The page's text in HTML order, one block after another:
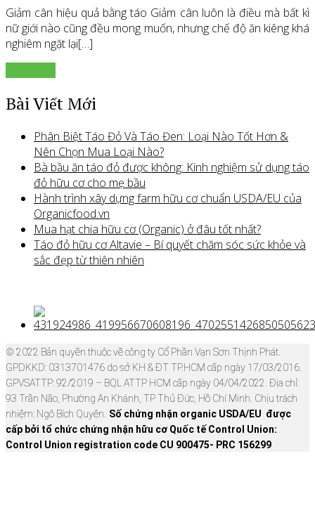
Giảm cân hiệu quả bằng táo Giảm cân luôn là điều mà bất kì
nữ giới nào cũng đều mong muốn, nhưng chế độ ăn kiêng khá
nghiêm ngặt lại[…]
Bài Viết Mới
Phân Biệt Táo Đỏ Và Táo Đen: Loại Nào Tốt Hơn &
Nên Chọn Mua Loại Nào?
Bà bầu ăn táo đỏ được không: Kinh nghiệm sử dụng táo
đỏ hữu cơ cho mẹ bầu
Hành trình xây dựng farm hữu cơ chuẩn USDA/EU của
Organicfood.vn
Mua hạt chia hữu cơ (Organic) ở đâu tốt nhất?
Táo đỏ hữu cơ Altavie – Bí quyết chăm sóc sức khỏe và
sắc đẹp từ thiên nhiên
© 2022 Bản quyền thuộc về công ty Cổ Phần Vạn Sơn Thịnh Phát.
GPDKKD: 0313701476 do sở KH & ĐT TP.HCM cấp ngày 17/03/2016.
GPVSATTP: 92/2019 – BQL ATTP HCM cấp ngày 04/04/2022. Địa chỉ:
93 Trần Não, Phường An Khánh, TP Thủ Đức, Hồ Chí Minh. Chịu trách
nhiệm: Ngô Bích Quyên. Số chứng nhận organic USDA/EU được
cấp bởi tổ chức chứng nhận hữu cơ Quốc tế Control Union:
Control Union registration code CU 900475- PRC 156299